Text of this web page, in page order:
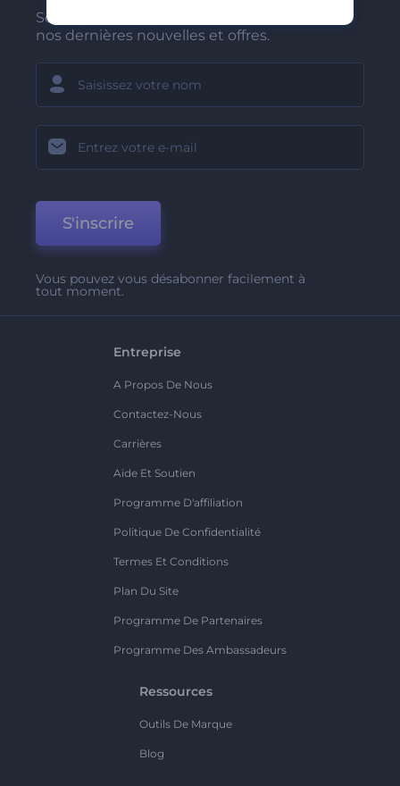
Soyez parmi les premiers à recevoir
nos dernières nouvelles et offres.
S'inscrire
Vous pouvez vous désabonner facilement à
tout moment.
Entreprise
A Propos De Nous
Contactez-Nous
Carrières
Aide Et Soutien
Programme D'affiliation
Politique De Confidentialité
Termes Et Conditions
Plan Du Site
Programme De Partenaires
Programme Des Ambassadeurs
Ressources
Outils De Marque
Blog